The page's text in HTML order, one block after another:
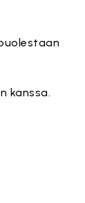
kanssa.